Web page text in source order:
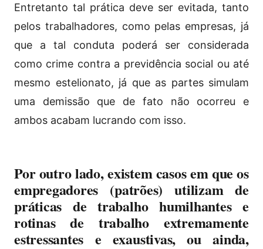
Entretanto tal prática deve ser evitada, tanto
pelos trabalhadores, como pelas empresas, já
que a tal conduta poderá ser considerada
como crime contra a previdência social ou até
mesmo estelionato, já que as partes simulam
uma demissão que de fato não ocorreu e
ambos acabam lucrando com isso.
Por outro lado, existem casos em que os
empregadores (patrões) utilizam de
práticas de trabalho humilhantes e
rotinas de trabalho extremamente
estressantes e exaustivas, ou ainda,